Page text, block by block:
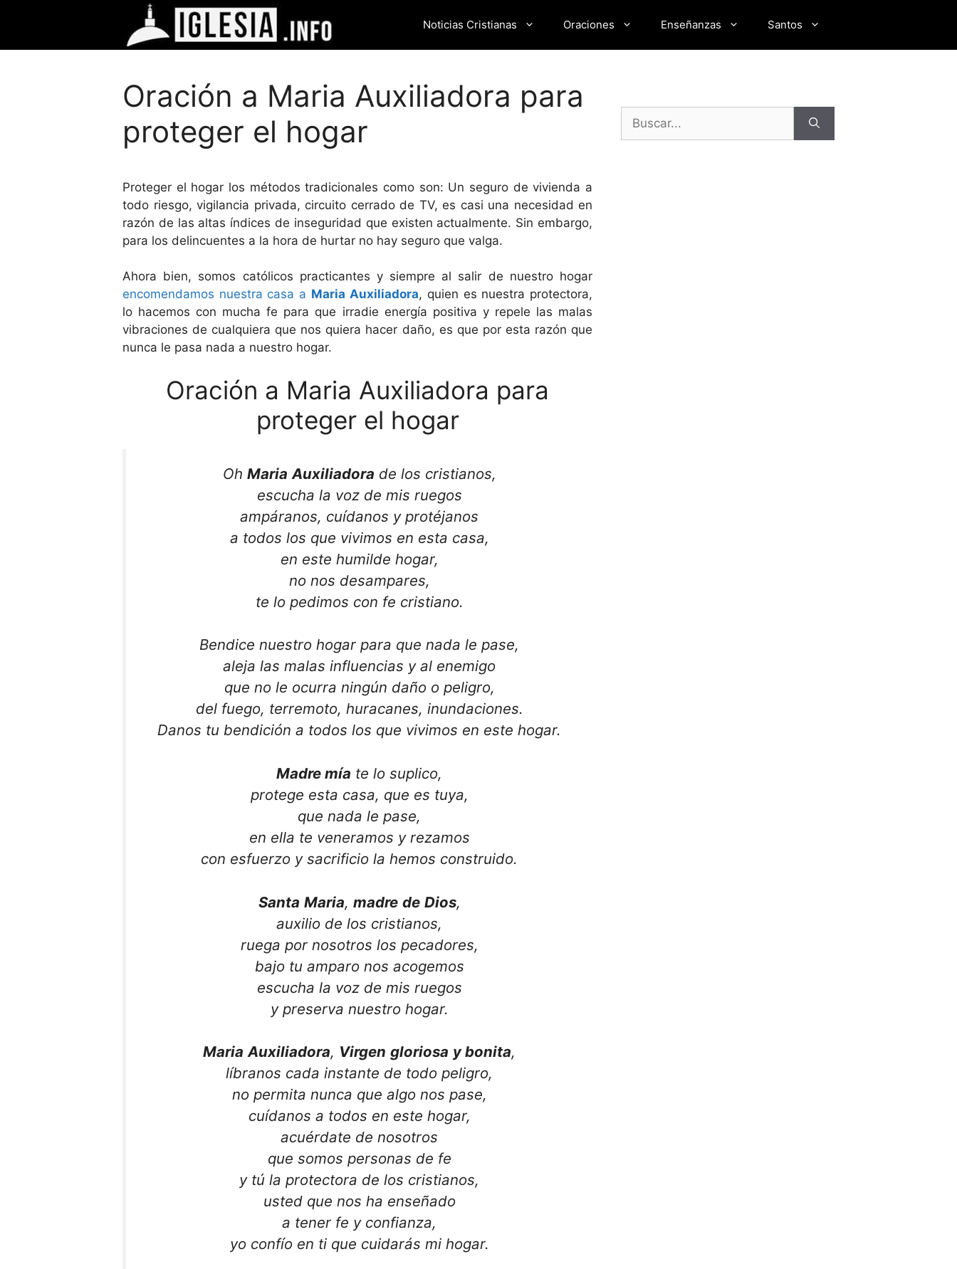
Noticias Cristianas Oraciones Enseñanzas Santos
Oración a Maria Auxiliadora para
proteger el hogar
Proteger el hogar los métodos tradicionales como son: Un seguro de vivienda a
todo riesgo, vigilancia privada, circuito cerrado de TV, es casi una necesidad en
razón de las altas índices de inseguridad que existen actualmente. Sin embargo,
para los delincuentes a la hora de hurtar no hay seguro que valga.
Ahora bien, somos católicos practicantes y siempre al salir de nuestro hogar
encomendamos nuestra casa a Maria Auxiliadora, quien es nuestra protectora,
lo hacemos con mucha fe para que irradie energía positiva y repele las malas
vibraciones de cualquiera que nos quiera hacer daño, es que por esta razón que
nunca le pasa nada a nuestro hogar.
Oración a Maria Auxiliadora para
proteger el hogar
Oh Maria Auxiliadora de los cristianos,
escucha la voz de mis ruegos
ampáranos, cuídanos y protéjanos
a todos los que vivimos en esta casa,
en este humilde hogar,
no nos desampares,
te lo pedimos con fe cristiano.
Bendice nuestro hogar para que nada le pase,
aleja las malas influencias y al enemigo
que no le ocurra ningún daño o peligro,
del fuego, terremoto, huracanes, inundaciones.
Danos tu bendición a todos los que vivimos en este hogar.
Madre mía te lo suplico,
protege esta casa, que es tuya,
que nada le pase,
en ella te veneramos y rezamos
con esfuerzo y sacrificio la hemos construido.
Santa Maria, madre de Dios,
auxilio de los cristianos,
ruega por nosotros los pecadores,
bajo tu amparo nos acogemos
escucha la voz de mis ruegos
y preserva nuestro hogar.
Maria Auxiliadora, Virgen gloriosa y bonita,
líbranos cada instante de todo peligro,
no permita nunca que algo nos pase,
cuídanos a todos en este hogar,
acuérdate de nosotros
que somos personas de fe
y tú la protectora de los cristianos,
usted que nos ha enseñado
a tener fe y confianza,
yo confío en ti que cuidarás mi hogar.
Buscar: